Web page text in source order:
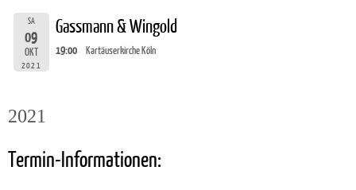
SA
09
OKT
2021
Gassmann & Wingold
19:00 Kartäuserkirche Köln
2021
Termin-Informationen: